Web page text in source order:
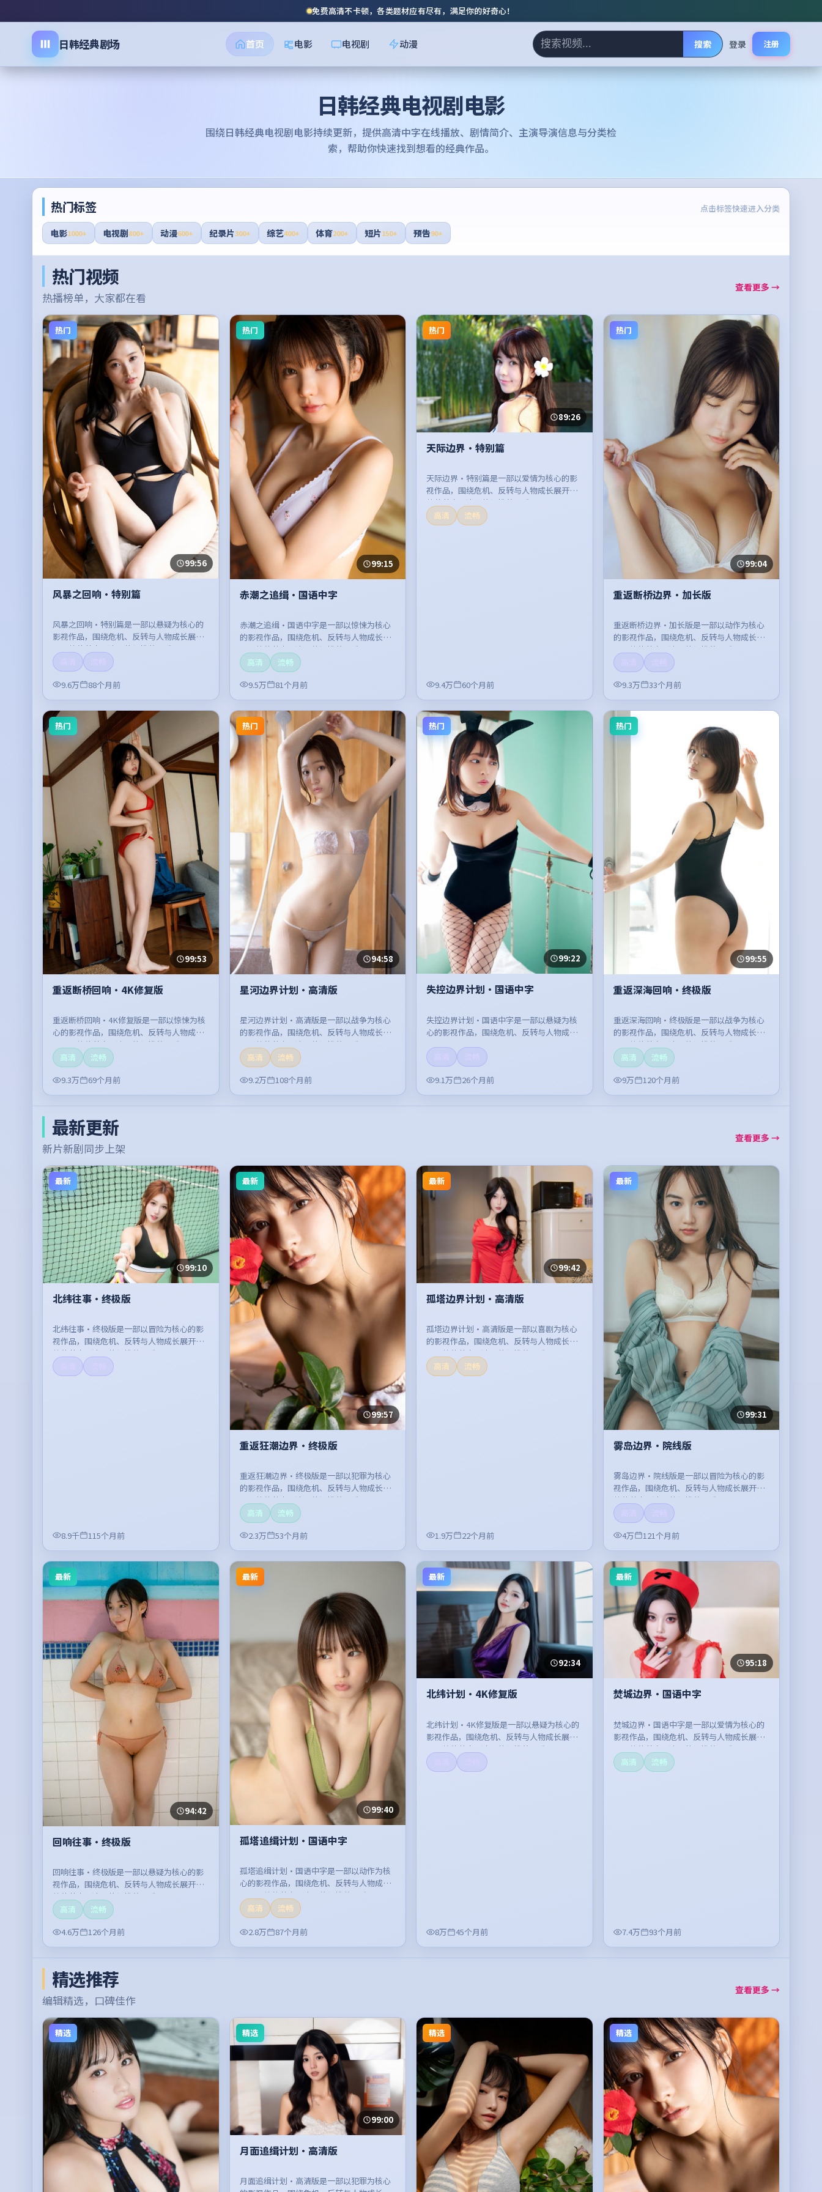
免费高清不卡顿，各类题材应有尽有，满足你的好奇心！
日韩经典剧场 首页 电影 电视剧 动漫 搜索 登录 注册
日韩经典电视剧电影
围绕日韩经典电视剧电影持续更新，提供高清中字在线播放、剧情简介、主演导演信息与分类检
索，帮助你快速找到想看的经典作品。
热门标签 点击标签快速进入分类
电影1000+ 电视剧800+ 动漫600+ 纪录片300+ 综艺400+ 体育200+ 短片150+ 预告90+
热门视频
热播榜单，大家都在看
查看更多 →
热门
99:56
风暴之回响·特别篇
风暴之回响·特别篇是一部以悬疑为核心的
影视作品，围绕危机、反转与人物成长展
开，整体节奏紧凑，值得推荐观看。
9.6万
88个月前
热门
99:15
赤潮之追缉·国语中字
赤潮之追缉·国语中字是一部以惊悚为核心
的影视作品，围绕危机、反转与人物成长展
开，整体节奏紧凑，值得推荐观看。
高清
流畅
9.5万
81个月前
热门
89:26
天际边界·特别篇
天际边界·特别篇是一部以爱情为核心的影
视作品，围绕危机、反转与人物成长展开，
整体节奏紧凑，值得推荐观看。
高清
流畅
9.4万 60个月前
热门
99:04
重返断桥边界·加长版
重返断桥边界·加长版是一部以动作为核心
的影视作品，围绕危机、反转与人物成长展
开，整体节奏紧凑，值得推荐观看。
9.3万
33个月前
热门
99:53
重返断桥回响·4K修复版
重返断桥回响·4K修复版是一部以惊悚为核
心的影视作品，围绕危机、反转与人物成长
展开，整体节奏紧凑，值得推荐观看。
高清
流畅
9.3万
69个月前
热门
94:58
星河边界计划·高清版
星河边界计划·高清版是一部以战争为核心
的影视作品，围绕危机、反转与人物成长展
开，整体节奏紧凑，值得推荐观看。
高清
流畅
9.2万
108个月前
热门
99:22
失控边界计划·国语中字
失控边界计划·国语中字是一部以悬疑为核
心的影视作品，围绕危机、反转与人物成长
9.1万
26个月前
热门
99:55
重返深海回响·终极版
重返深海回响·终极版是一部以战争为核心
的影视作品，围绕危机、反转与人物成长展
开，整体节奏紧凑，值得推荐观看。
高清
流畅
9万
120个月前
最新更新
新片新剧同步上架
查看更多 →
最新
99:10
北纬往事·终极版
北纬往事·终极版是一部以冒险为核心的影
视作品，围绕危机、反转与人物成长展开，
整体节奏紧凑，值得推荐观看。
8.9千 115个月前
最新
99:57
重返狂潮边界·终极版
重返狂潮边界·终极版是一部以犯罪为核心
的影视作品，围绕危机、反转与人物成长展
开，整体节奏紧凑，值得推荐观看。
高清
流畅
2.3万
53个月前
最新
99:42
孤塔边界计划·高清版
孤塔边界计划·高清版是一部以喜剧为核心
的影视作品，围绕危机、反转与人物成长展
开，整体节奏紧凑，值得推荐观看。
高清
流畅
1.9万 22个月前
最新
99:31
雾岛边界·院线版
雾岛边界·院线版是一部以冒险为核心的影
视作品，围绕危机、反转与人物成长展开，
整体节奏紧凑，值得推荐观看。
4万
121个月前
最新
94:42
回响往事·终极版
回响往事·终极版是一部以悬疑为核心的影
视作品，围绕危机、反转与人物成长展开，
整体节奏紧凑，值得推荐观看。
高清
流畅
4.6万
126个月前
最新
99:40
孤塔追缉计划·国语中字
孤塔追缉计划·国语中字是一部以动作为核
心的影视作品，围绕危机、反转与人物成长
展开，整体节奏紧凑，值得推荐观看。
高清
流畅
2.8万 87个月前
最新
92:34
北纬计划·4K修复版
北纬计划·4K修复版是一部以悬疑为核心的
影视作品，围绕危机、反转与人物成长展
开，整体节奏紧凑，值得推荐观看。
8万 45个月前
最新
95:18
焚城边界·国语中字
焚城边界·国语中字是一部以爱情为核心的
影视作品，围绕危机、反转与人物成长展
开，整体节奏紧凑，值得推荐观看。
高清
流畅
7.4万 93个月前
精选推荐
编辑精选，口碑佳作
查看更多 →
精选 精选
99:00
月面追缉计划·高清版
月面追缉计划·高清版是一部以犯罪为核心
精选 精选